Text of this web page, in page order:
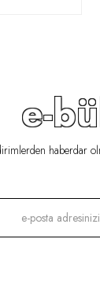
e-
haberdar